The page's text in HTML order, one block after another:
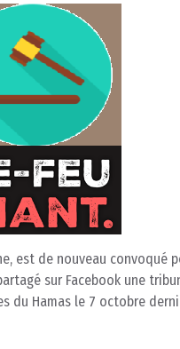
est de nouveau convoqué
sur Facebook une
Hamas le 7 octobre